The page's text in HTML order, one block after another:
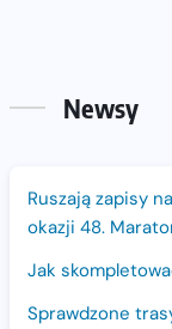
Newsy
Ruszają zapisy
okazji 48.
Jak
Sprawdzone